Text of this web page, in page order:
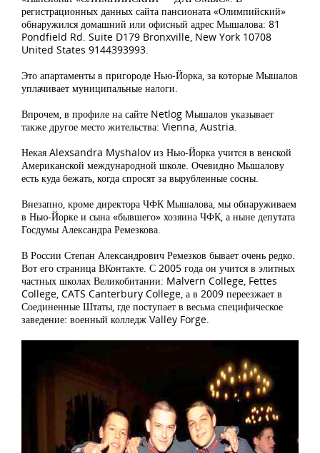
регистрационных данных сайта пансионата «Олимпийский»
обнаружился домашний или офисный адрес Мышалова: 81
Pondfield Rd. Suite D179 Bronxville, New York 10708
United States 9144393993.
Это апартаменты в пригороде Нью-Йорка, за которые Мышалов
уплачивает муниципальные налоги.
Впрочем, в профиле на сайте Netlog Mышалов указывает
также другое место жительства: Vienna, Austria.
Некая Alexsandra Myshalov из Нью-Йорка учится в венской
Американской международной школе. Очевидно Мышалову
есть куда бежать, когда спросят за вырубленные сосны.
Внезапно, кроме директора ЧФК Мышалова, мы обнаруживаем
в Нью-Йорке и сына «бывшего» хозяина ЧФК, а ныне депутата
Госдумы Александра Ремезкова.
В России Степан Александрович Ремезков бывает очень редко.
Вот его страница ВКонтакте. С 2005 года он учится в элитных
частных школах Великобитании: Malvern College, Fettes
College, CATS Canterbury College, а в 2009 переезжает в
Соединенные Штаты, где поступает в весьма специфическое
заведение: военный колледж Valley Forge.